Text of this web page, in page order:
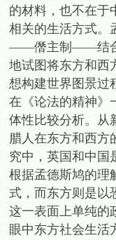
的材料，也不在于
相关的生活方式。
——僭主制——结合
地试图将东方和西
想构建世界图景过
在《论法的精神》
体性比较分析。从
腊人在东方和西方
究中，英国和中国
根据孟德斯鸠的理
式，而东方则是以
这一表面上单纯的
眼中东方社会生活